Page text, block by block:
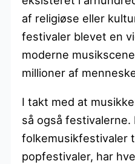
af religiøse eller
festivaler blevet en
moderne
millioner af
I takt med at
så også festivalerne.
folkemusikfestivaler
popfestivaler, har